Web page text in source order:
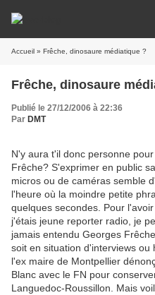
Accueil » Frêche, dinosaure médiatique ?
Frêche, dinosaure
Publié le 27/12/2006 à 22:36
Par DMT
N'y aura t'il donc personne
Frêche? S'exprimer en public
micros ou de caméras semble
l'heure où la moindre petite
quelques secondes. Pour
j'étais jeune reporter radio, je
jamais entendu Georges
soit en situation d'interviews
l'ex maire de Montpellier
Blanc avec le FN pour
Languedoc-Roussillon. Mais